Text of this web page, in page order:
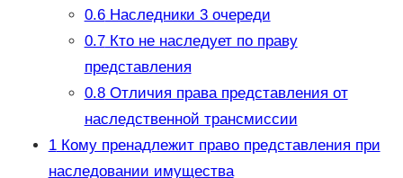
0.6Наследники 3 очереди
0.7Кто не наследует по праву
представления
0.8Отличия права представления от
наследственной трансмиссии
1Кому пренадлежит право представления при
наследовании имущества